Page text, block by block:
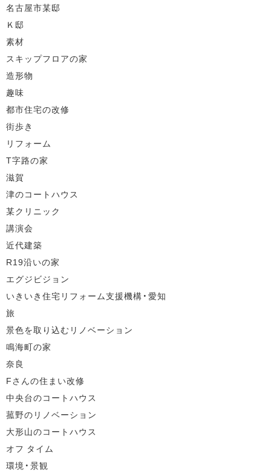
名古屋市某邸
Ｋ邸
素材
スキップフロアの家
造形物
趣味
都市住宅の改修
街歩き
リフォーム
T字路の家
滋賀
津のコートハウス
某クリニック
講演会
近代建築
R19沿いの家
エグジビジョン
いきいき住宅リフォーム支援機構・愛知
旅
景色を取り込むリノベーション
鳴海町の家
奈良
Fさんの住まい改修
中央台のコートハウス
菰野のリノベーション
大形山のコートハウス
オフ タイム
環境・景観